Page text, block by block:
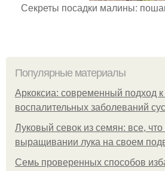
Секреты посадки малины:
Популярные материалы
Аркоксиа: современный подход
воспалительных заболеваний
Луковый севок из семян: все,
выращивании лука на своем
Семь проверенных способов